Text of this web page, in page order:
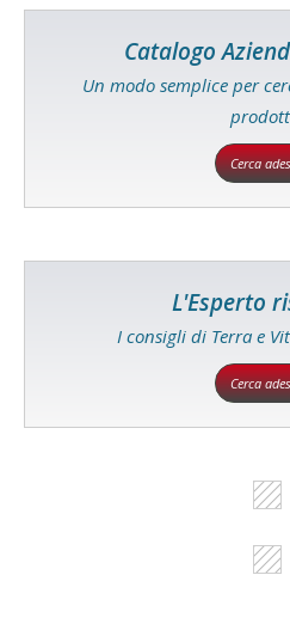
Catalogo
Un modo semplice per
Cerca
L'Esperto
I consigli di Terra e
Cerca